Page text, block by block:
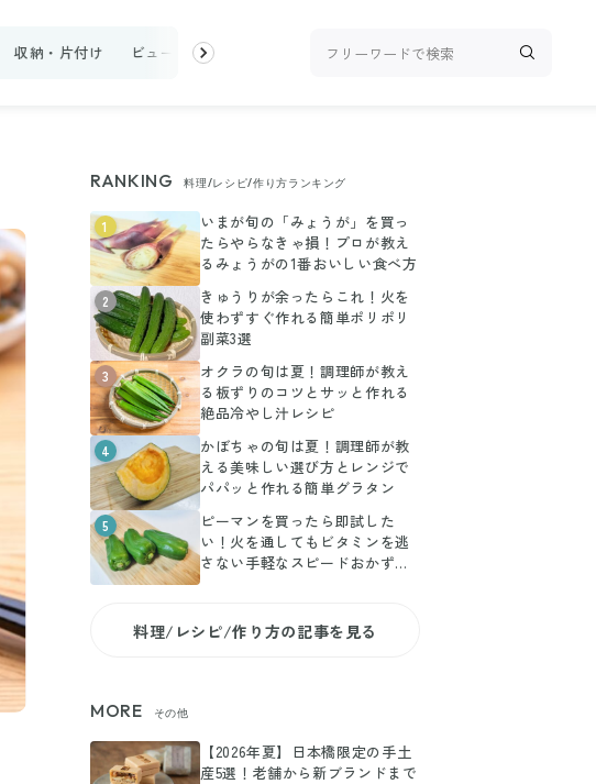
収納・片付け ビューティ スーパー 料理レシピ 話題
RANKING 料理/レシピ/作り方ランキング
1
いまが旬の「みょうが」を買っ
たらやらなきゃ損！プロが教え
るみょうがの1番おいしい食べ方
2
きゅうりが余ったらこれ！火を
使わずすぐ作れる簡単ポリポリ
副菜3選
3
オクラの旬は夏！調理師が教え
る板ずりのコツとサッと作れる
絶品冷やし汁レシピ
4
かぼちゃの旬は夏！調理師が教
える美味しい選び方とレンジで
パパッと作れる簡単グラタン
5
ピーマンを買ったら即試した
い！火を通してもビタミンを逃
さない手軽なスピードおかずレ
料理/レシピ/作り方の記事を見る
MORE その他
【2026年夏】日本橋限定の手土
産5選！老舗から新ブランドまで